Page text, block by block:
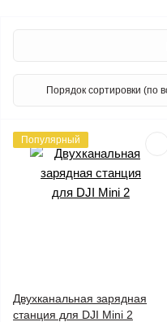
Популярный
Двухканальная зарядная
станция для DJI Mini 2